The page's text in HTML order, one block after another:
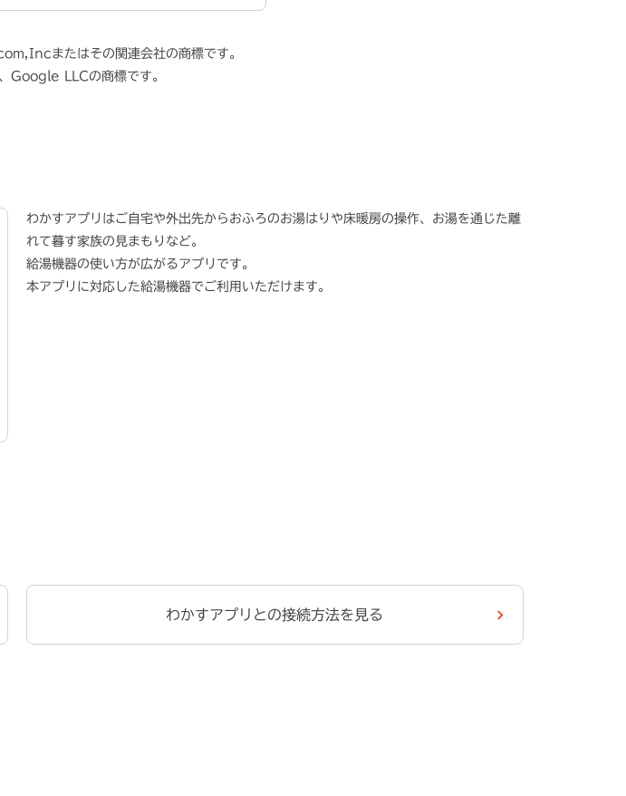
またはその関連会社の商標です。
LLCの商標です。
わかすアプリはご自宅や外出先からおふろのお湯はりや床暖房の操作、お湯を通じた離
れて暮す家族の見まもりなど。
給湯機器の使い方が広がるアプリです。
本アプリに対応した給湯機器でご利用いただけます。
わかすアプリとの接続方法を見る